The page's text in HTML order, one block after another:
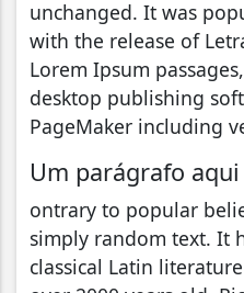
unchanged. It was
with the release of
Lorem Ipsum
desktop publishing
PageMaker including
Um parágrafo aqui
ontrary to popular
simply random text. It
classical Latin